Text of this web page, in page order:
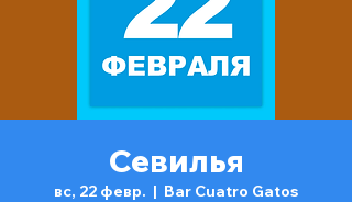
Севилья
вс, 22 февр.
  |
Bar Cuatro Gatos